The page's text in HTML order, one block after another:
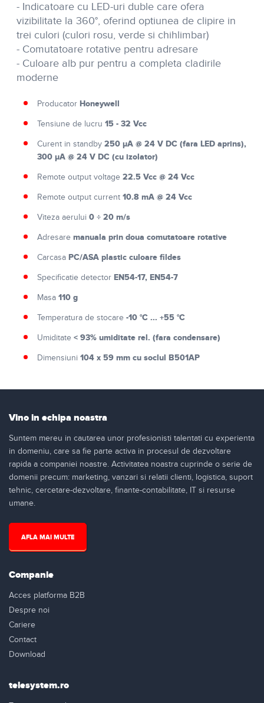
- Indicatoare cu LED-uri duble care ofera
vizibilitate la 360°, oferind optiunea de clipire in
trei culori (culori rosu, verde si chihlimbar)
- Comutatoare rotative pentru adresare
- Culoare alb pur pentru a completa cladirile
moderne
Producator Honeywell
Tensiune de lucru 15 - 32 Vcc
Curent in standby 250 µA @ 24 V DC (fara LED aprins),
300 µA @ 24 V DC (cu izolator)
Remote output voltage 22.5 Vcc @ 24 Vcc
Remote output current 10.8 mA @ 24 Vcc
Viteza aerului 0 ÷ 20 m/s
Adresare manuala prin doua comutatoare rotative
Carcasa PC/ASA plastic culoare fildes
Specificatie detector EN54-17, EN54-7
Masa 110 g
Temperatura de stocare -10 °C ... +55 °C
Umiditate < 93% umiditate rel. (fara condensare)
Dimensiuni 104 x 59 mm cu soclul B501AP
Vino in echipa noastra
Suntem mereu in cautarea unor profesionisti talentati cu experienta
in domeniu, care sa fie parte activa in procesul de dezvoltare
rapida a companiei noastre. Activitatea noastra cuprinde o serie de
domenii precum: marketing, vanzari si relatii clienti, logistica, suport
tehnic, cercetare-dezvoltare, finante-contabilitate, IT si resurse
umane.
AFLA MAI MULTE
Companie
Acces platforma B2B
Despre noi
Cariere
Contact
Download
telesystem.ro